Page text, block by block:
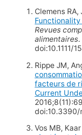
Clemens
Functionality
Revues
alimentaires.
doi:10.1111/
Rippe JM,
facteurs de
Current
doi:10.3390/
Vos MB,